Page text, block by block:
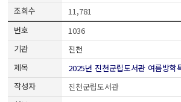
11,781
1036
진천
2025년 진천군립도서관 여름방학
진천군립도서관